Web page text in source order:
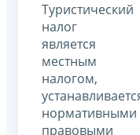
Туристический
налог
является
местным
налогом,
нормативными
правовыми